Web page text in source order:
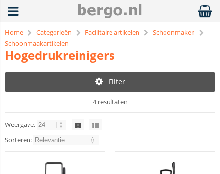
Home Categorieën Facilitaire artikelen
Schoonmaken
Schoonmaakartikelen
Hogedrukreinigers
Filter
4 resultaten
Weergave:
Sorteren: